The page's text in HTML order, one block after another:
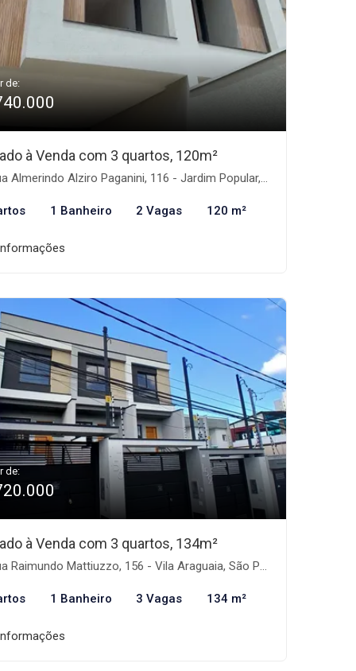
de:
à Venda com 3 quartos, 120m²
Almerindo Alziro Paganini, 116 - Jardim Popular, São Paulo-SP
1 Banheiro 2 Vagas 120 m²
de:
à Venda com 3 quartos, 134m²
Raimundo Mattiuzzo, 156 - Vila Araguaia, São Paulo-SP
1 Banheiro 3 Vagas 134 m²